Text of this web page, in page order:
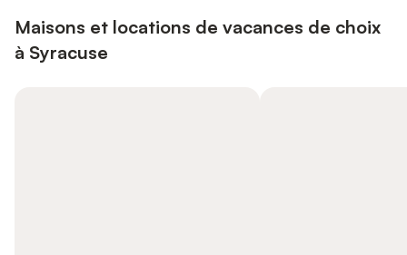
Maisons et locations de vacances de choix
à Syracuse